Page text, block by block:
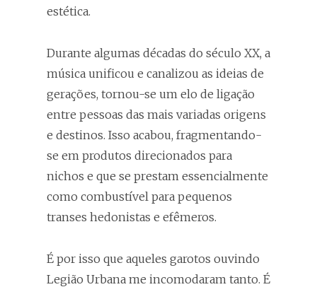
estética.
Durante algumas décadas do século XX, a
música unificou e canalizou as ideias de
gerações, tornou-se um elo de ligação
entre pessoas das mais variadas origens
e destinos. Isso acabou, fragmentando-
se em produtos direcionados para
nichos e que se prestam essencialmente
como combustível para pequenos
transes hedonistas e efêmeros.
É por isso que aqueles garotos ouvindo
Legião Urbana me incomodaram tanto. É